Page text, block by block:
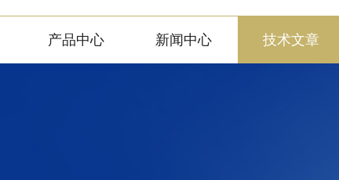
产品中心 新闻中心 技术文章